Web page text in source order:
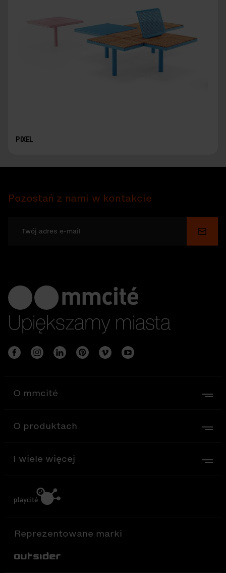
PIXEL
Pozostań z nami w kontakcie
Wyślij
Upiększamy miasta
O mmcité
O produktach
I wiele więcej
Reprezentowane marki
Out-Sider